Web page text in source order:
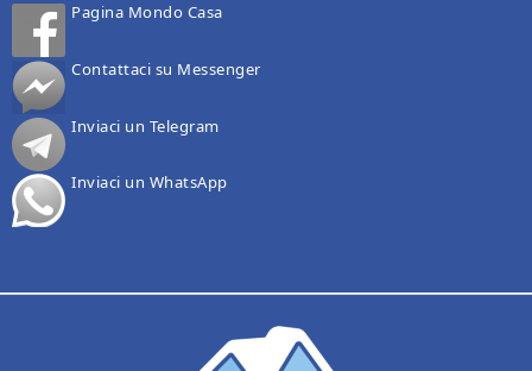
Pagina Mondo Casa
Contattaci su Messenger
Inviaci un Telegram
Inviaci un WhatsApp